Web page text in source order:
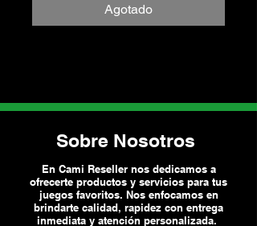
Agotado
Sobre Nosotros
En Cami Reseller nos dedicamos a
ofrecerte productos y servicios para tus
juegos favoritos. Nos enfocamos en
brindarte calidad, rapidez con entrega
inmediata y atención personalizada.